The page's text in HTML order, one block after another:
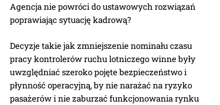
Agencja nie powróci do ustawowych rozwiązań
poprawiając sytuację kadrową?
Decyzje takie jak zmniejszenie nominału czasu
pracy kontrolerów ruchu lotniczego winne były
uwzględniać szeroko pojęte bezpieczeństwo i
płynność operacyjną, by nie narażać na ryzyko
pasażerów i nie zaburzać funkcjonowania rynku